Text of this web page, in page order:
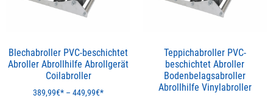
Blechabroller PVC-beschichtet
Abroller Abrollhilfe Abrollgerät
Coilabroller
389,99€ – 449,99€
Teppichabroller PVC-
beschichtet Abroller
Bodenbelagsabroller
Abrollhilfe Vinylabroller